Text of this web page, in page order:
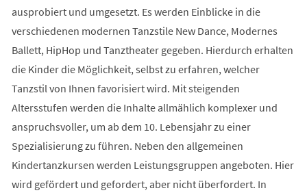
ausprobiert und umgesetzt. Es werden Einblicke in die
verschiedenen modernen Tanzstile New Dance, Modernes
Ballett, HipHop und Tanztheater gegeben. Hierdurch erhalten
die Kinder die Möglichkeit, selbst zu erfahren, welcher
Tanzstil von Ihnen favorisiert wird. Mit steigenden
Altersstufen werden die Inhalte allmählich komplexer und
anspruchsvoller, um ab dem 10. Lebensjahr zu einer
Spezialisierung zu führen. Neben den allgemeinen
Kindertanzkursen werden Leistungsgruppen angeboten. Hier
wird gefördert und gefordert, aber nicht überfordert. In